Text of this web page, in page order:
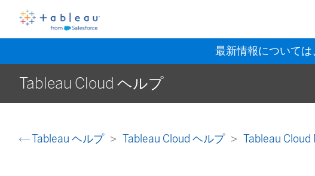
最新情報については
Tableau Cloud ヘルプ
Tableau ヘルプ Tableau Cloud ヘルプ Tableau Cloud